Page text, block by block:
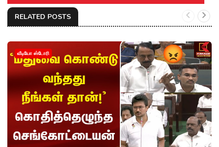
RELATED POSTS
வீடியோ ஸ்டோரி